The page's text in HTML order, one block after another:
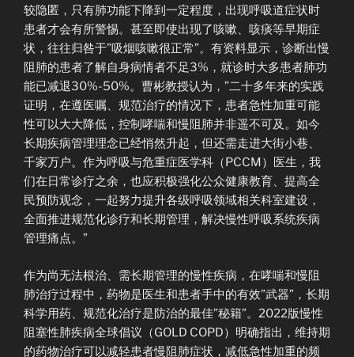
较隐匿，只有肺功能下降到一定程度，出现呼吸道症状时
患者才会有所警惕。甚至即使出现了咳嗽、咳痰等早期症
状，往往归咎于”吸烟咳嗽很正常”。有资料显示，诊断出慢
阻肺的患者了解自身病情者不足3%，就诊时大多患者肺功
能已减退30%-50%。曹彬教授认为，”二十多年来的实践
证明，在遵医嘱、规范治疗的情况下，患者急性加重可能
性可以大大降低，控制哮喘和慢阻肺并非遥不可及。如今
长期疾病管理理念已经悄然升起，但还需走进大街小巷、
千家万户。作为呼吸与危重症医学科（PCCM）医生，我
们在日常诊疗之余，也应积极强化公众健康教育、提高全
民预防观念，一起努力提升各级呼吸领域相关科室建设，
全面推进规范化诊疗和长期管理，解决慢性呼吸系统疾病
管理痛点。”
作为尚无法根治、需长期管理的慢性疾病，在哮喘和慢阻
肺治疗过程中，药物是医生和患者手中的有效”武器”，长期
科学用药、规范化治疗是防治的最佳”秘籍”。2022版慢性
阻塞性肺疾病全球倡议（GOLD COPD）明确指出，维持期
的药物治疗可以减轻患者慢阻肺症状，减低急性加重的频